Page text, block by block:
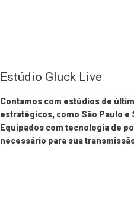
Estúdio Gluck Live
Contamos com estúdios de
estratégicos, como São Paulo e
Equipados com tecnologia de
necessário para sua